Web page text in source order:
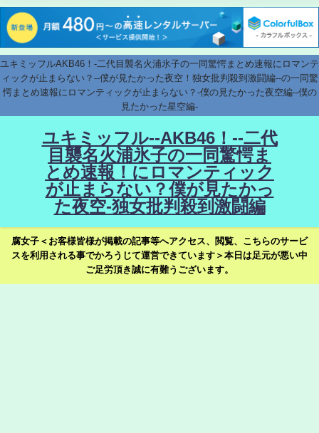
ユキミッフルAKB46！-二代目襲名火浦氷子の一同驚愕まとめ速報にロマンテ
ィックが止まらない？--僕が見たかった夜空！独女批判殺到激闘編--の一同驚
愕まとめ速報にロマンティックが止まらない？-僕の見たかった夜空編--僕の
見たかった星空編-
ユキミッフル--AKB46！--二代
目襲名火浦氷子の一同驚愕ま
とめ速報！にロマンティック
が止まらない？僕が見たかっ
た夜空-独女批判殺到激闘編
腐女子＜お客様皆様が掲載の記事等へアクセス、閲覧、こちらのサービ
スを利用される事でかろうじて運営できています＞本日は足元が悪い中
ご足労頂き誠に有難うございます。